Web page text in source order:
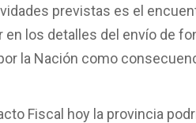
previstas es el
en los detalles del envío de
la Nación como
Fiscal hoy la provincia